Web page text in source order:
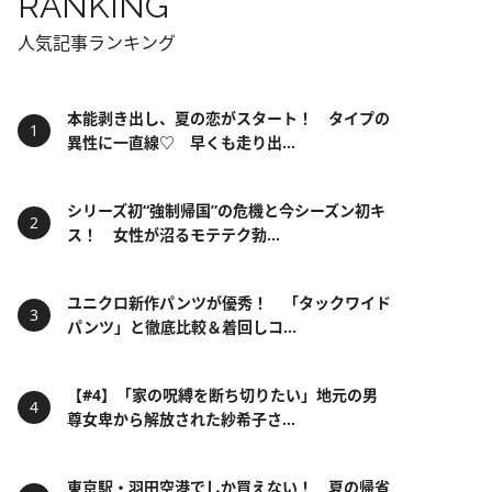
人気記事ランキング
本能剥き出し、夏の恋がスタート！ タイプの
異性に一直線♡ 早くも走り出...
シリーズ初“強制帰国”の危機と今シーズン初キ
ス！ 女性が沼るモテテク勃...
ユニクロ新作パンツが優秀！ 「タックワイド
パンツ」と徹底比較＆着回しコ...
【#4】「家の呪縛を断ち切りたい」地元の男
尊女卑から解放された紗希子さ...
東京駅・羽田空港でしか買えない！ 夏の帰省